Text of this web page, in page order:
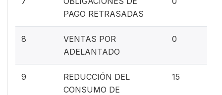
PAGO RETRASADAS
8
VENTAS POR
ADELANTADO
0
9
REDUCCIÓN DEL
CONSUMO DE
15